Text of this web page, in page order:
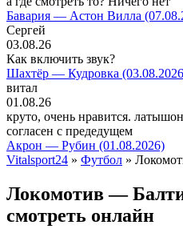
Бавария — Астон Вилла
Сергей
03.08.26
Как включить звук?
Шахтёр — Кудровка
витал
01.08.26
круто, очень нравится.
согласен с предедущем
Акрон — Рубин (01.08.2026)
Vitalsport24 » Футбол »
Локомотив —
смотреть онлайн